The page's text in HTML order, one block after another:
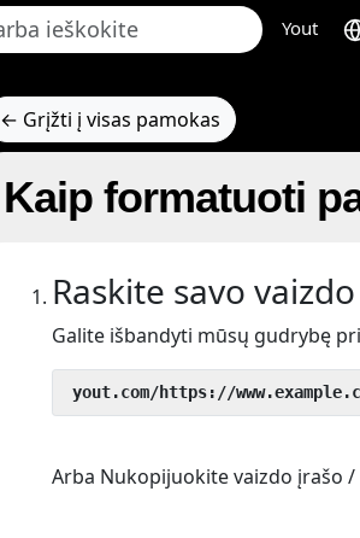
Yout
← Grįžti į visas pamokas
Kaip formatuoti
Raskite savo
Galite išbandyti mūsų gudrybę
yout.com/https://
Arba Nukopijuokite vaizdo įrašo